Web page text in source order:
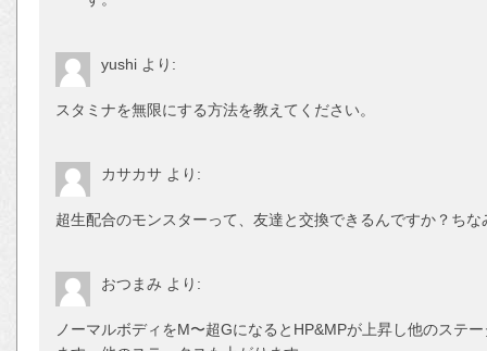
yushi より:
スタミナを無限にする方法を教えてください。
カサカサ より:
超生配合のモンスターって、友達と交換できるんですか？ち
おつまみ より:
ノーマルボディをM〜超GになるとHP&MPが上昇し他のステ